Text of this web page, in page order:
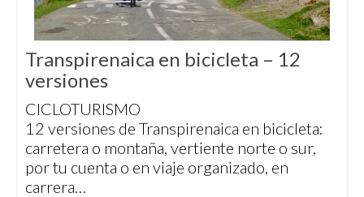
Transpirenaica en bicicleta – 12
versiones
CICLOTURISMO
12 versiones de Transpirenaica en bicicleta:
carretera o montaña, vertiente norte o sur,
por tu cuenta o en viaje organizado, en
carrera…